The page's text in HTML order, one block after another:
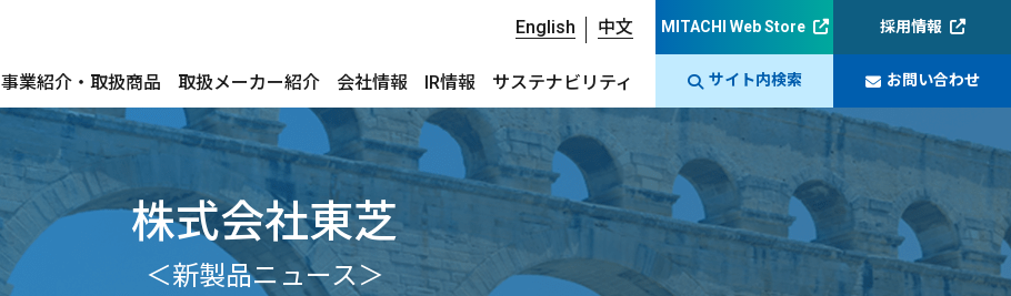
English 中文
事業紹介・取扱商品 取扱メーカー紹介 会社情報 IR情報 サステナビリティ
MITACHI Web Store 採用情報
サイト内検索 お問い合わせ
株式会社東芝
＜新製品ニュース＞